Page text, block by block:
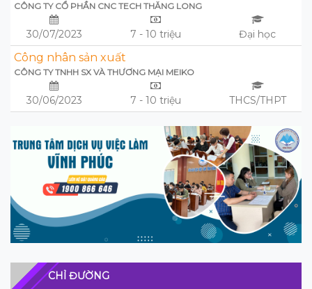
CÔNG TY CỔ PHẦN CNC TECH THĂNG LONG
30/07/2023 7 - 10 triệu Đại học
Công nhân sản xuất
CÔNG TY TNHH SX VÀ THƯƠNG MẠI MEIKO
30/06/2023 7 - 10 triệu THCS/THPT
CHỈ ĐƯỜNG